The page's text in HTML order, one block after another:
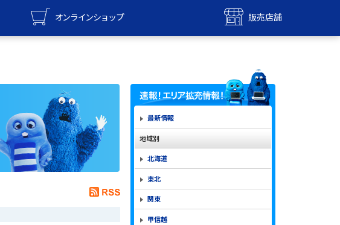
オンラインショップ 販売店舗
UQ WiMAX
オンラインショップ
UQ WiMAX
販売店舗
最新情報
地域別
北海道
東北
関東
甲信越